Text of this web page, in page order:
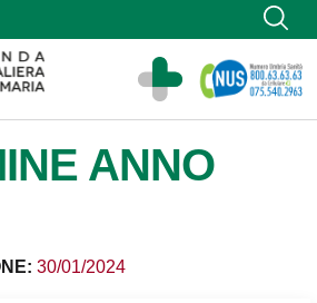
Maria di Terni
ANNO
30/01/2024